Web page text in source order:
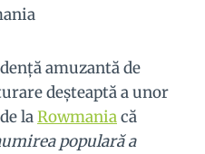
amuzantă de
deşteaptă a unor
laRowmaniacă
populară a